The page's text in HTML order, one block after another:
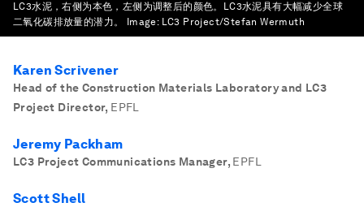
LC3水泥，右侧为本色，左侧为调整后的颜色。LC3水泥具有大幅减少全球
二氧化碳排放量的潜力。
Image: LC3 Project/Stefan Wermuth
Karen Scrivener
Head of the Construction Materials Laboratory and LC3
Project Director, EPFL
Jeremy Packham
LC3 Project Communications Manager, EPFL
Scott Shell